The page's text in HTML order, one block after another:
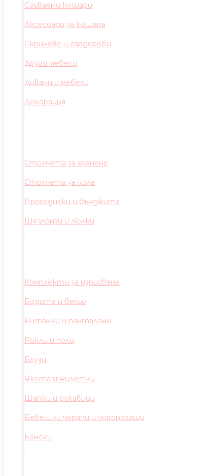
Сгъваеми кошари
Аксесоари за кошара
Скринове и гардероби
Други мебели
Дивани и мебели
Декорация
Столчета за хранене
Столчета за кола
Проходилки и бънджита
Шезлонзи и люлки
Комплекти за изписване
Бодита и бельо
Ританки и панталони
Рокли и поли
Блузи
Якета и жилетки
Шапки и ръкавици
Бебешки чорапи и чоропогащи
Бански